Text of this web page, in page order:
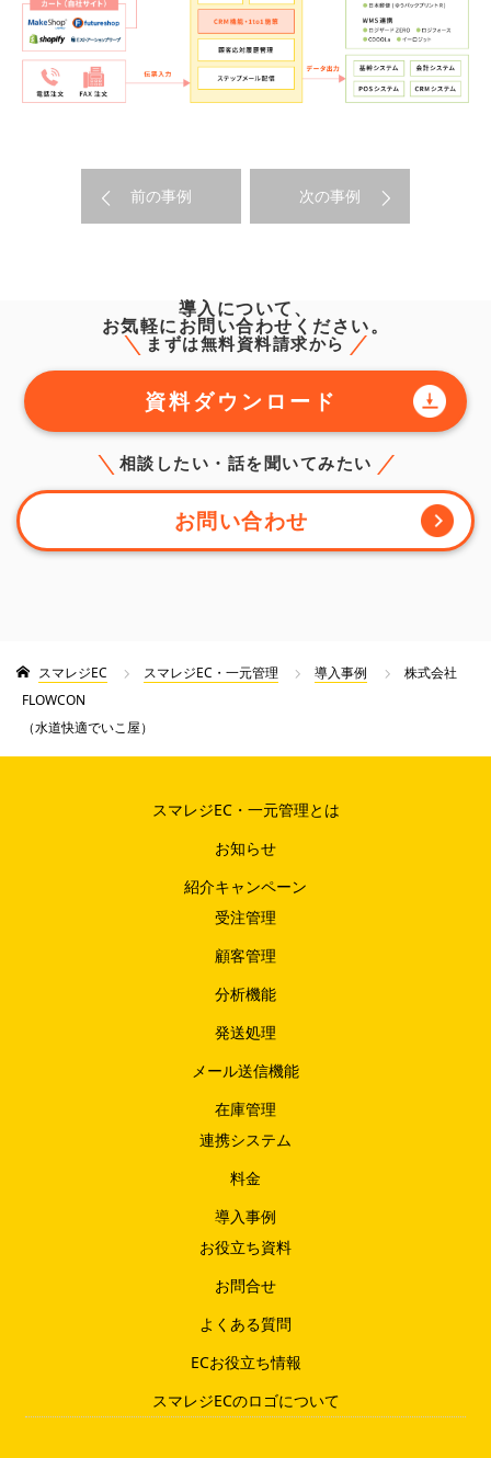
前の事例 次の事例
導入について、
お気軽にお問い合わせください。
まずは無料資料請求から
資料ダウンロード
相談したい・話を聞いてみたい
お問い合わせ
スマレジEC スマレジEC・一元管理 導入事例
株式会社
FLOWCON
（水道快適でいこ屋）
スマレジEC・一元管理とは
お知らせ
紹介キャンペーン
受注管理
顧客管理
分析機能
発送処理
メール送信機能
在庫管理
連携システム
料金
導入事例
お役立ち資料
お問合せ
よくある質問
ECお役立ち情報
スマレジECのロゴについて